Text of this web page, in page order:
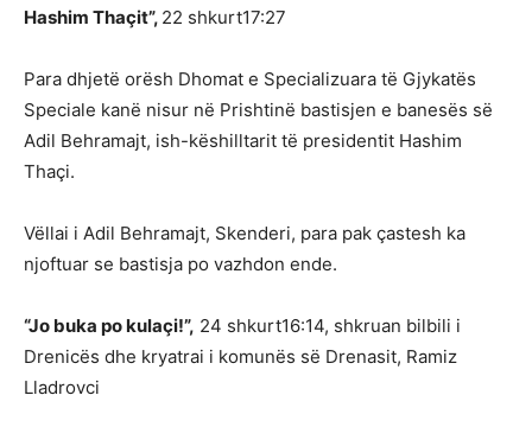
Hashim Thaçit”, 22 shkurt17:27
Para dhjetë orësh Dhomat e Specializuara të Gjykatës
Speciale kanë nisur në Prishtinë bastisjen e banesës së
Adil Behramajt, ish-këshilltarit të presidentit Hashim
Thaçi.
Vëllai i Adil Behramajt, Skenderi, para pak çastesh ka
njoftuar se bastisja po vazhdon ende.
“Jo buka po kulaçi!”, 24 shkurt16:14, shkruan bilbili i
Drenicës dhe kryatrai i komunës së Drenasit, Ramiz
Lladrovci